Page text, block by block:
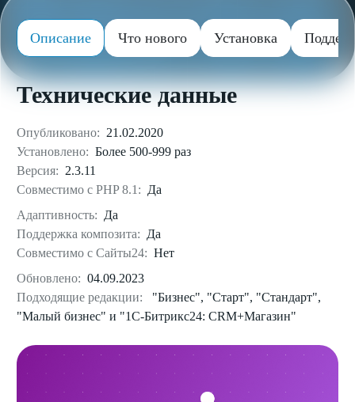
Описание Что нового Установка
Технические данные
Опубликовано: 21.02.2020
Установлено: Более 500-999 раз
Версия: 2.3.11
Совместимо с PHP 8.1: Да
Адаптивность: Да
Поддержка композита: Да
Совместимо с Сайты24: Нет
Обновлено: 04.09.2023
Подходящие редакции:
"Бизнес", "Старт", "Стандарт",
"Малый бизнес" и "1С-Битрикс24: CRM+Магазин"